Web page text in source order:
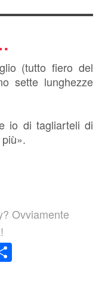
(tutto fiero del
sette lunghezze
io di tagliarteli di
Ovviamente